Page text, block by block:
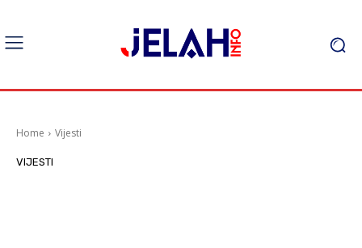
Home Vijesti
VIJESTI